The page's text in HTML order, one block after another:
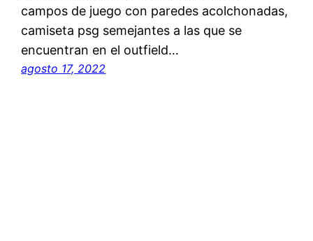
campos de juego con paredes acolchonadas,
camiseta psg semejantes a las que se
encuentran en el outfield…
agosto 17, 2022